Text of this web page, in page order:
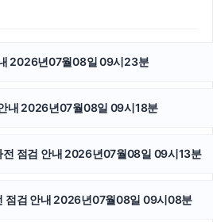
대환대출
서초이혼변호사
2026년07월08일 09시23분
내 2026년07월08일 09시18분
전 점검 안내 2026년07월08일 09시13분
점검 안내 2026년07월08일 09시08분